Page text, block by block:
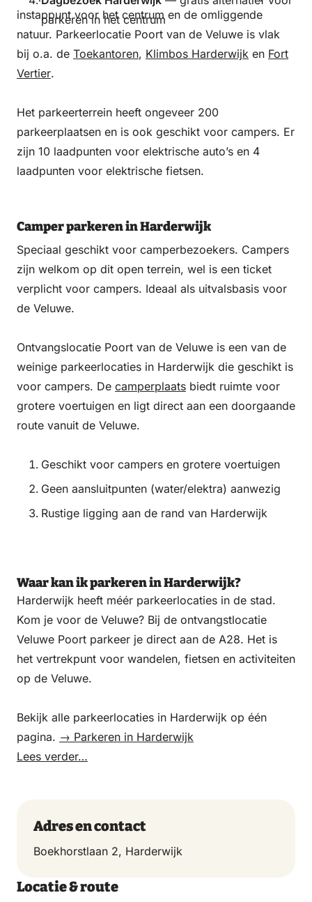
parkeren in het centrum
instappunt voor het centrum en de omliggende
natuur. Parkeerlocatie Poort van de Veluwe is vlak
bij o.a. de Toekantoren, Klimbos Harderwijk en Fort
Vertier.
Het parkeerterrein heeft ongeveer 200
parkeerplaatsen en is ook geschikt voor campers. Er
zijn 10 laadpunten voor elektrische auto’s en 4
laadpunten voor elektrische fietsen.
Camper parkeren in Harderwijk
Speciaal geschikt voor camperbezoekers. Campers
zijn welkom op dit open terrein, wel is een ticket
verplicht voor campers. Ideaal als uitvalsbasis voor
de Veluwe.
Ontvangslocatie Poort van de Veluwe is een van de
weinige parkeerlocaties in Harderwijk die geschikt is
voor campers. De camperplaats biedt ruimte voor
grotere voertuigen en ligt direct aan een doorgaande
route vanuit de Veluwe.
Geschikt voor campers en grotere voertuigen
Geen aansluitpunten (water/elektra) aanwezig
Rustige ligging aan de rand van Harderwijk
Waar kan ik parkeren in Harderwijk?
Harderwijk heeft méér parkeerlocaties in de stad.
Kom je voor de Veluwe? Bij de ontvangstlocatie
Veluwe Poort parkeer je direct aan de A28. Het is
het vertrekpunt voor wandelen, fietsen en activiteiten
op de Veluwe.
Bekijk alle parkeerlocaties in Harderwijk op één
pagina. → Parkeren in Harderwijk
Lees verder…
Adres en contact
Boekhorstlaan 2, Harderwijk
Locatie & route